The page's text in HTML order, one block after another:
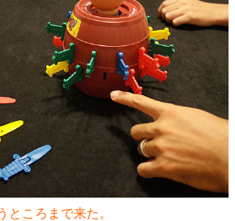
ところまで来た。